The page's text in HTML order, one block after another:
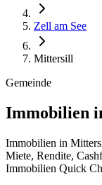
Zell am See
Mittersill
Gemeinde
Immobilien
Immobilien in
Miete, Rendite,
Immobilien Quick